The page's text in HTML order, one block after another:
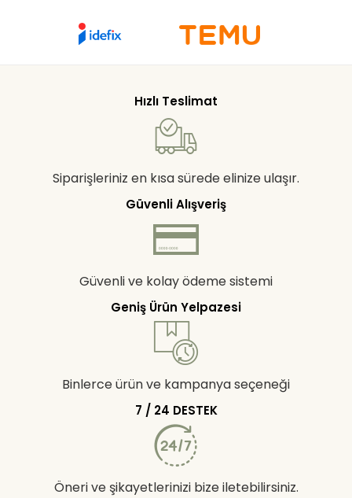
Hızlı Teslimat
Siparişleriniz en kısa sürede elinize ulaşır.
Güvenli Alışveriş
Güvenli ve kolay ödeme sistemi
Geniş Ürün Yelpazesi
Binlerce ürün ve kampanya seçeneği
7 / 24 DESTEK
Öneri ve şikayetlerinizi bize iletebilirsiniz.